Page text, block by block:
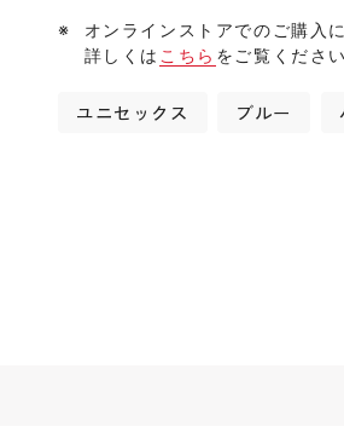
オンラインストアでのご購入
詳しくは こちら をご覧ください
ユニセックス ブルー